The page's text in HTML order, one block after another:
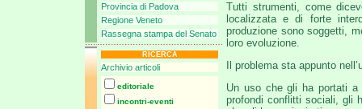
Provincia di Padova
Regione Veneto
Rassegna stampa del Senato
RICERCA
Archivio articoli
editoriale
incontri-eventi
Tutti strumenti, come
localizzata e di forte
produzione sono soggetti,
loro evoluzione.
Il problema sta appunto
Un uso che gli ha portati a
profondi conflitti sociali, gli